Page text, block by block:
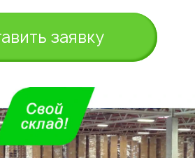
заявку